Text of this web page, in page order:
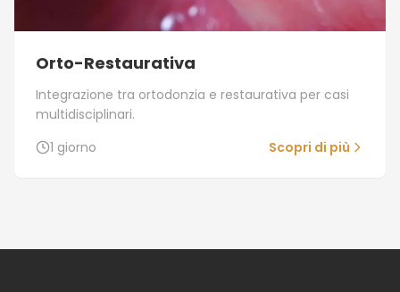
Orto-Restaurativa
Integrazione tra ortodonzia e restaurativa per casi
multidisciplinari.
1 giorno
Scopri di più